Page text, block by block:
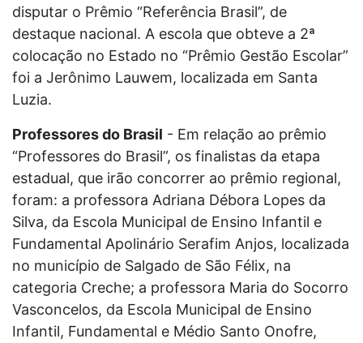
disputar o Prêmio “Referência Brasil”, de
destaque nacional. A escola que obteve a 2ª
colocação no Estado no “Prêmio Gestão Escolar”
foi a Jerônimo Lauwem, localizada em Santa
Luzia.
Professores do Brasil - Em relação ao prêmio
“Professores do Brasil”, os finalistas da etapa
estadual, que irão concorrer ao prêmio regional,
foram: a professora Adriana Débora Lopes da
Silva, da Escola Municipal de Ensino Infantil e
Fundamental Apolinário Serafim Anjos, localizada
no município de Salgado de São Félix, na
categoria Creche; a professora Maria do Socorro
Vasconcelos, da Escola Municipal de Ensino
Infantil, Fundamental e Médio Santo Onofre,